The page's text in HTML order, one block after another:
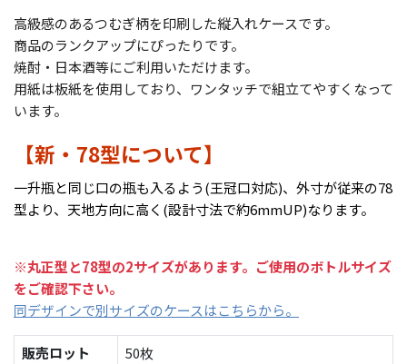
高級感のあるつむぎ柄を印刷した縦入れケースです。
商品のランクアップにぴったりです。
焼酎・日本酒等にご利用いただけます。
用紙は板紙を使用しており、ワンタッチで組立てやすくなって
います。
【新・78型について】
一升瓶と同じ口の瓶も入るよう(王冠口対応)、外寸が従来の78
型より、天地方向に高く(設計寸法で約6mmUP)なります。
※丸正型と78型の2サイズがあります。ご使用のボトルサイズ
をご確認下さい。
同デザインで別サイズのケースはこちらから。
販売ロット
50枚